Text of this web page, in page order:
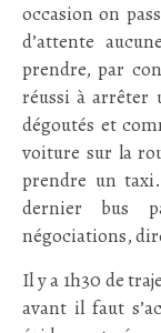
occasion on
d’attente
prendre, par
réussi à arrêter
dégoutés et
voiture sur la
prendre un
dernier bus
négociations,
Il y a 1h30 de
avant il faut